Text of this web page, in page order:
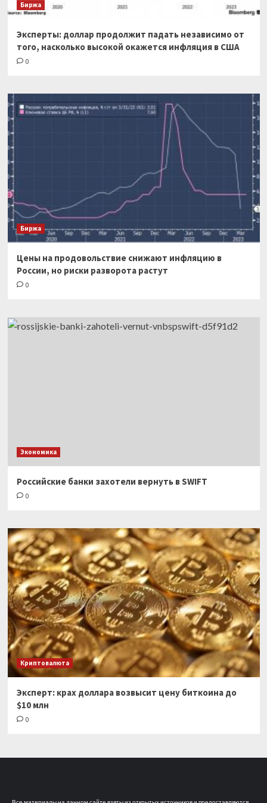
Биржа
Эксперты: доллар продолжит падать независимо от
того, насколько высокой окажется инфляция в США
0
Биржа
Цены на продовольствие снижают инфляцию в
России, но риски разворота растут
0
Экономика
Российские банки захотели вернуть в SWIFT
0
Криптовалюта
Эксперт: крах доллара возвысит цену биткоина до
$10 млн
0